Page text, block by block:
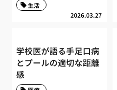
2026.03.27
生活
学校医が語る手足口病
とプールの適切な距離
感